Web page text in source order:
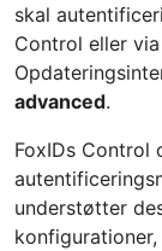
skal
Control eller
advanced.
FoxIDs Control
understøtter